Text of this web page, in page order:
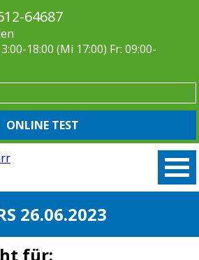
64687
18:00 (Mi 17:00) Fr: 09:00-
ONLINE TEST
26.06.2023
für: